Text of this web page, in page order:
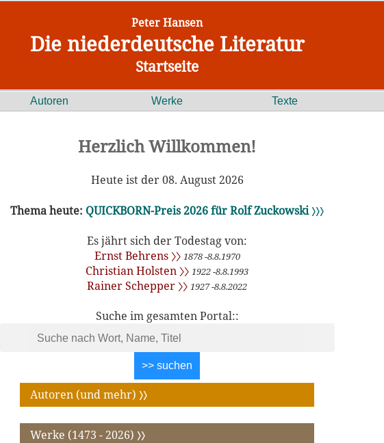
Peter Hansen
Die niederdeutsche Literatur
Startseite
Autoren Werke Texte
Herzlich Willkommen!
Heute ist der 08. August 2026
Thema heute: QUICKBORN-Preis 2026 für Rolf Zuckowski 〉〉〉
Es jährt sich der Todestag von:
Ernst Behrens 〉〉 1878 -8.8.1970
Christian Holsten 〉〉 1922 -8.8.1993
Rainer Schepper 〉〉 1927 -8.8.2022
Suche im gesamten Portal::
Autoren (und mehr) 〉〉
Werke (1473 - 2026) 〉〉